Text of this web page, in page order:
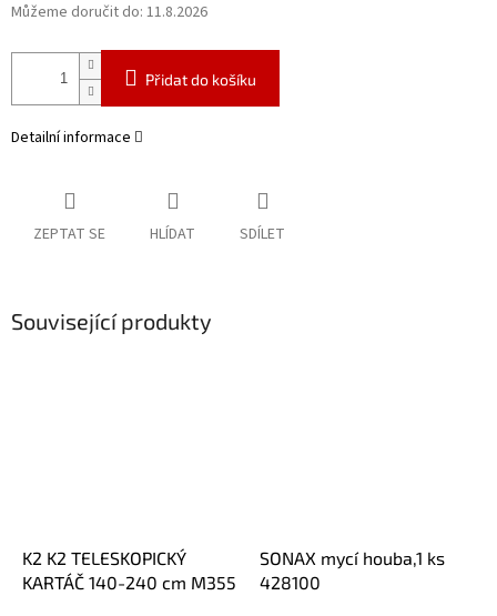
Můžeme doručit do: 11.8.2026
Přidat do košíku
Detailní informace
ZEPTAT SE HLÍDAT SDÍLET
Související produkty
K2 K2 TELESKOPICKÝ
KARTÁČ 140-240 cm M355
SONAX mycí houba,1 ks
428100